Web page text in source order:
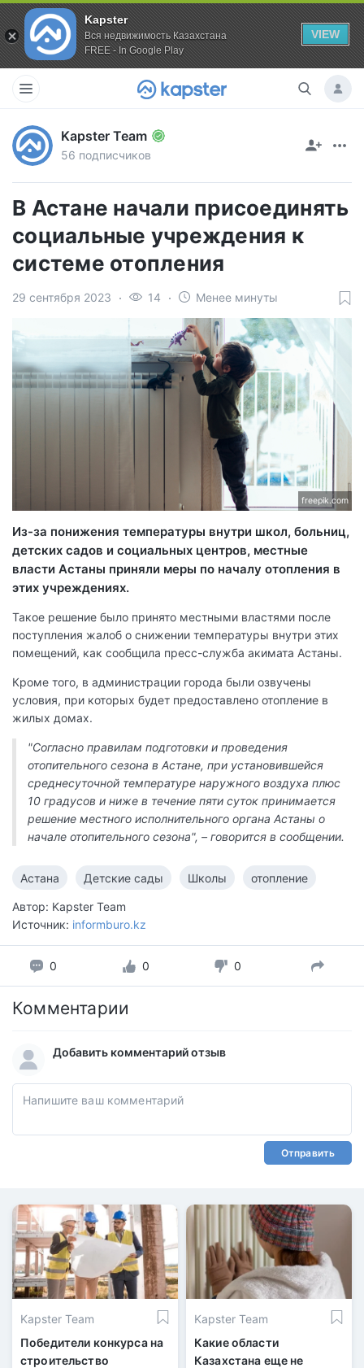
Kapster
Вся недвижимость Казахстана
FREE - In Google Play
VIEW
Kapster Team
56 подписчиков
В Астане начали присоединять
социальные учреждения к
системе отопления
29 сентября 2023 14 Менее минуты
freepik.com
Из-за понижения температуры внутри школ, больниц,
детских садов и социальных центров, местные
власти Астаны приняли меры по началу отопления в
этих учреждениях.
Такое решение было принято местными властями после
поступления жалоб о снижении температуры внутри этих
помещений, как сообщила пресс-служба акимата Астаны.
Кроме того, в администрации города были озвучены
условия, при которых будет предоставлено отопление в
жилых домах.
"Согласно правилам подготовки и проведения
отопительного сезона в Астане, при установившейся
среднесуточной температуре наружного воздуха плюс
10 градусов и ниже в течение пяти суток принимается
решение местного исполнительного органа Астаны о
начале отопительного сезона", – говорится в сообщении.
Астана Детские сады Школы отопление
Автор: Kapster Team
Источник: informburo.kz
0 0 0
Комментарии
Добавить комментарий отзыв
Отправить
Kapster Team
Победители конкурса на
строительство
Kapster Team
Какие области
Казахстана еще не